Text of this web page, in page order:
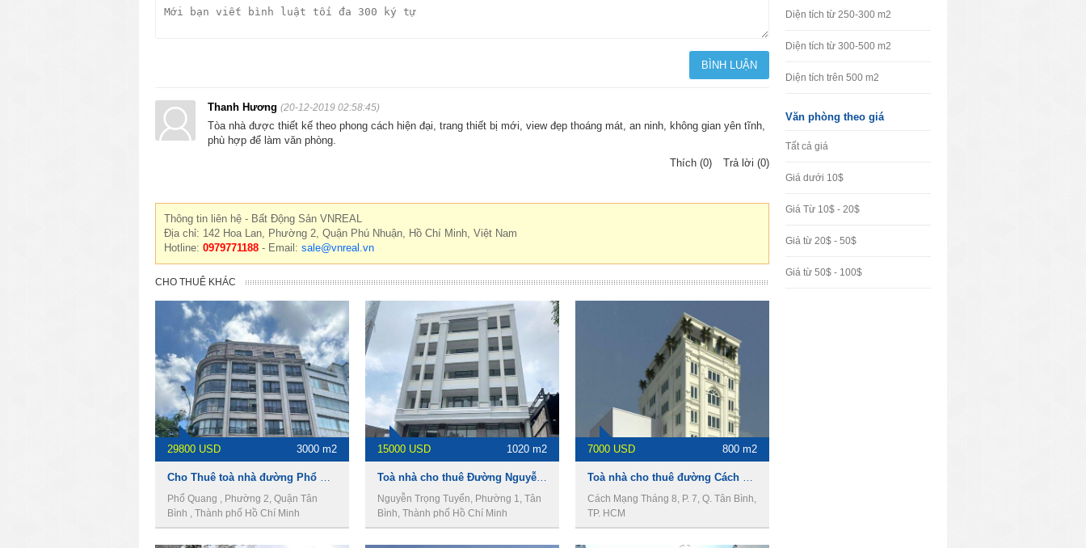
Thanh Hương (20-12-2019 02:58:45)
Tòa nhà được thiết kế theo phong cách hiện đại, trang thiết bị mới, view đẹp thoáng mát, an ninh, không gian yên tĩnh,
phù hợp để làm văn phòng.
Thích (0)
Trả lời (0)
Thông tin liên hệ - Bất Động Sản VNREAL
Địa chỉ: 142 Hoa Lan, Phường 2, Quận Phú Nhuận, Hồ Chí Minh, Việt Nam
Hotline: 0979771188 - Email: sale@vnreal.vn
CHO THUÊ KHÁC
29800 USD 3000 m2
Phổ Quang , Phường 2, Quận Tân
Bình , Thành phố Hồ Chí Minh
15000 USD 1020 m2
Nguyễn Trọng Tuyển, Phường 1, Tân
Bình, Thành phố Hồ Chí Minh
7000 USD 800 m2
Cách Mạng Tháng 8, P. 7, Q. Tân Bình,
TP. HCM
Diện tích từ 250-300 m2
Diện tích từ 300-500 m2
Diện tích trên 500 m2
Văn phòng theo giá
Tất cả giá
Giá dưới 10$
Giá Từ 10$ - 20$
Giá từ 20$ - 50$
Giá từ 50$ - 100$